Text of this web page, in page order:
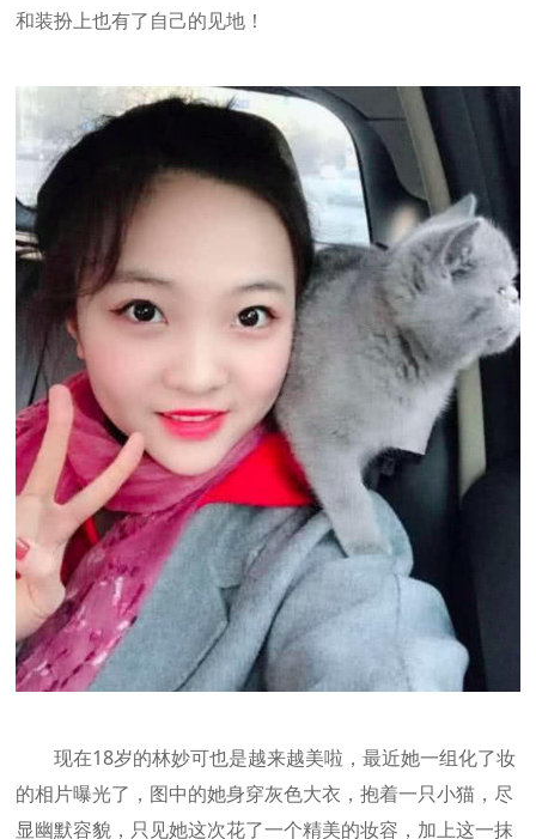
和装扮上也有了自己的见地！
现在18岁的林妙可也是越来越美啦，最近她一组化了妆
的相片曝光了，图中的她身穿灰色大衣，抱着一只小猫，尽
显幽默容貌，只见她这次花了一个精美的妆容，加上这一抹